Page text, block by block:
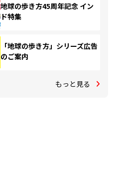
地球の歩き方45周年記念 イン
ド特集
「地球の歩き方」シリーズ広告
のご案内
もっと見る